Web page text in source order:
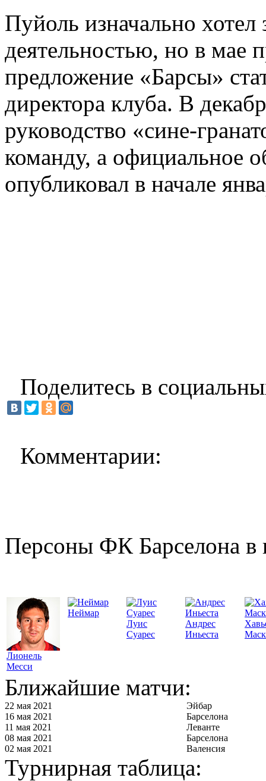
Пуйоль изначально хотел
деятельностью, но в мае
предложение «Барсы»
директора клуба. В
руководство «сине-
команду, а официальное
опубликовал в начале
Поделитесь в
Комментарии:
Персоны ФК Барселона в
Лионель
Месси
Неймар
Луис
Суарес
Андрес
Иньеста
Ближайшие матчи:
22 мая 2021
Эйбар
16 мая 2021
Барселона
11 мая 2021
Леванте
08 мая 2021
Барселона
02 мая 2021
Валенсия
Турнирная таблица: